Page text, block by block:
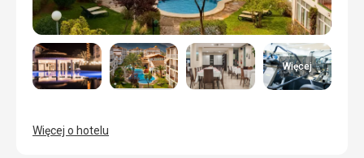
Więcej
Więcej o hotelu